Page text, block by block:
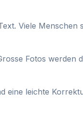
Viele Menschen
Fotos werden
eine leichte